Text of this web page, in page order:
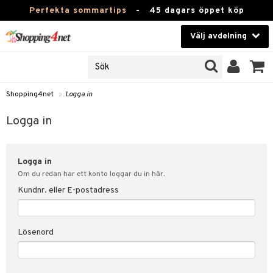
Perfekta sommartips - 45 dagars öppet köp
Välj avdelning
Kontaktlinser
Hälsokost
Fitness
Hem & Inredning
Leksaker, Barn & Baby
Varumärken
Shopping4net » Logga in
Logga in
Logga in
Om du redan har ett konto loggar du in här.
Kundnr. eller E-postadress
Lösenord
svar